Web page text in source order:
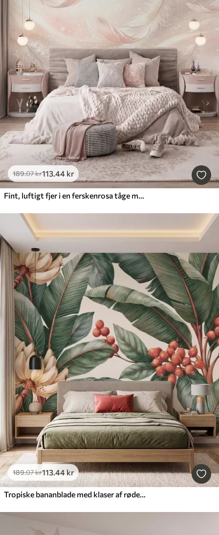
189.07kr113.44 kr
Fint, luftigt fjer i en ferskenrosa tåge med glans
189.07kr113.44 kr
Tropiske bananblade med klaser af røde kaffebær, i akvarelstil